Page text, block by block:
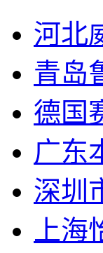
河北
青岛
德国
广东
深圳
上